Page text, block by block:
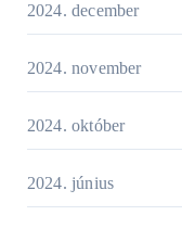
2024. december
2024. november
2024. október
2024. június